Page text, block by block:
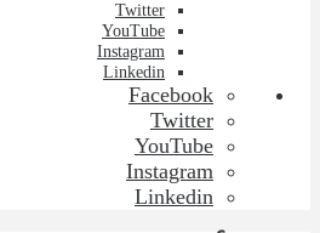
Twitter
YouTube
Instagram
Linkedin
Facebook
Twitter
YouTube
Instagram
Linkedin